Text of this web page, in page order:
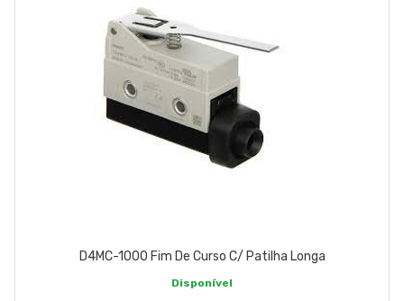
D4MC-1000 Fim De Curso C/ Patilha Longa
Disponível